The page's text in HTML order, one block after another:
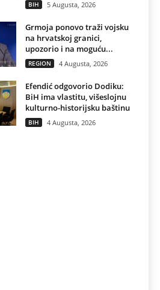
BIH 5 Augusta, 2026
Grmoja ponovo traži vojsku
na hrvatskoj granici,
upozorio i na moguću...
REGION 4 Augusta, 2026
Efendić odgovorio Dodiku:
BiH ima vlastitu, višeslojnu
kulturno-historijsku baštinu
BIH 4 Augusta, 2026